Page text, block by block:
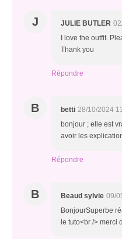
J JULIE BUTLER
I love the outfit.
Thank you
Répondre
B betti 28/10/2024
bonjour ; elle est
avoir les
Répondre
B Beaud sylvie 09/
BonjourSuperbe
le tuto<br /> merci